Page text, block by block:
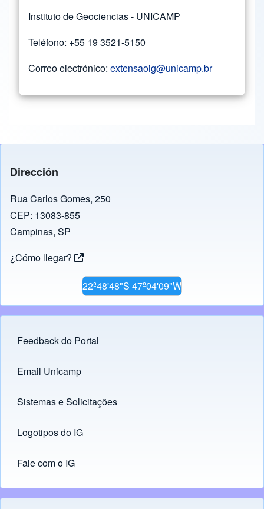
Instituto de Geociencias - UNICAMP
Teléfono: +55 19 3521-5150
Correo electrónico: extensaoig@unicamp.br
Dirección
Rua Carlos Gomes, 250
CEP: 13083-855
Campinas, SP
¿Cómo llegar?
22º48'48"S 47º04'09"W
Footer menu
Feedback do Portal
Links
Email Unicamp
(opens in new tab)
Sistemas e Solicitações
(opens in new tab)
Logotipos do IG
(opens in new tab)
Fale com o IG